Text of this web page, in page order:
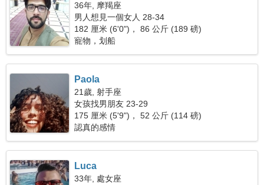
36年, 摩羯座
男人想見一個女人 28-34
182 厘米 (6'0")， 86 公斤 (189 磅)
寵物，划船
Paola
21歲, 射手座
女孩找男朋友 23-29
175 厘米 (5'9")， 52 公斤 (114 磅)
認真的感情
Luca
33年, 處女座